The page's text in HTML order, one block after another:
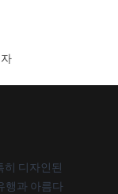
디자인된
행과 아름다